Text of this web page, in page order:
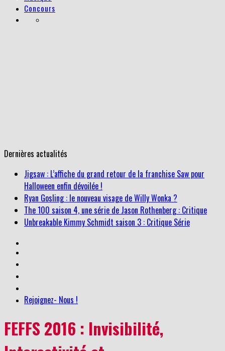
Concours
Dernières actualités
Halloween enfin dévoilée !
Ryan Gosling : le nouveau visage de Willy Wonka ?
The 100 saison 4, une série de Jason Rothenberg : Critique
Unbreakable Kimmy Schmidt saison 3 : Critique Série
FEFFS 2016 : Invisibilité,
Interactivité et